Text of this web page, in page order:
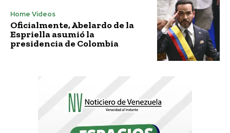
Home Vídeos
Oficialmente, Abelardo de la
Espriella asumió la
presidencia de Colombia